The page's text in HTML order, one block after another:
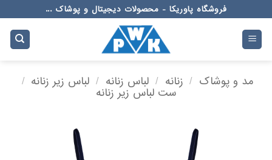
to
content
فروشگاه پاوریکا - محصولات دیجیتال و پوشاک ...
مد و پوشاک / زنانه / لباس زنانه / لباس زیر زنانه /
ست لباس زیر زنانه